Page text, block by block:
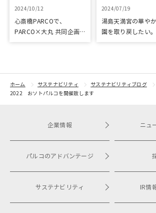
2024/10/12
心斎橋PARCOで、
PARCO×大丸 共同企画
開催！
2024/07/19
湯島天満宮の華や
園を取り戻したい
ホーム サステナビリティ サステナビリティブログ
2022 おソトパルコを開催致します
企業情報
パルコのアドバンテージ
サステナビリティ
ニュ
IR情